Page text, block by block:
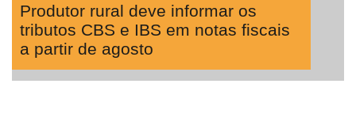
Produtor rural deve informar os
tributos CBS e IBS em notas fiscais
a partir de agosto